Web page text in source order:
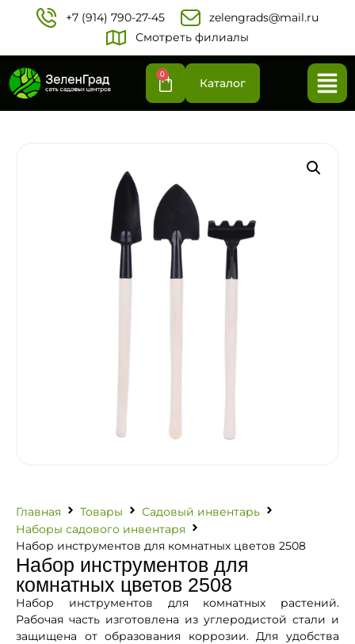
+7 (914) 790-27-45‬
zelengrads@mail.ru
Смотреть филиалы
0
Каталог
Главная Товары
Садовый инвентарь
Наборы садового инвентаря
Набор инструментов для комнатных цветов 2508
Набор инструментов для
комнатных цветов 2508
Набор инструментов для комнатных растений.
Рабочая часть изготовлена из углеродистой стали и
защищена от образования коррозии. Для удобства